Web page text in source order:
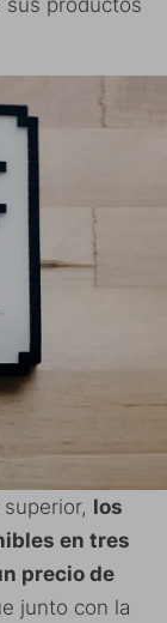
sus productos
los
en tres
precio de
junto con la